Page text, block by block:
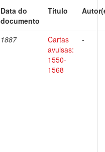
Data do
documento
Título
1887
Cartas
avulsas:
1550-
1568
-